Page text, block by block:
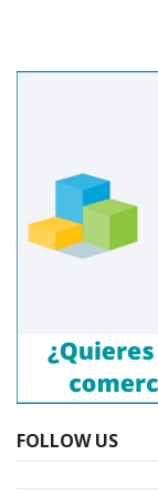
FOLLOW US